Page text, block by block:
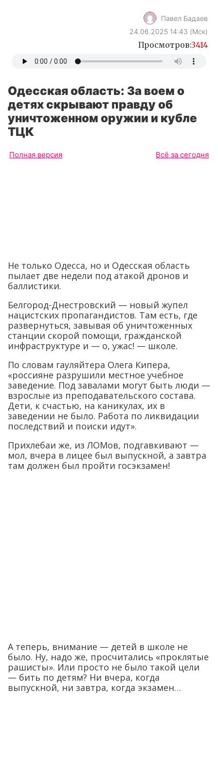
Павел Бадаев
24.06.2025 14:43 (Мск)
Просмотров:3414
Одесская область: За воем о
детях скрывают правду об
уничтоженном оружии и кубле
ТЦК
Полная версия Всё за сегодня
Не только Одесса, но и Одесская область
пылает две недели под атакой дронов и
баллистики.
Белгород-Днестровский — новый жупел
нацистских пропагандистов. Там есть, где
развернуться, завывая об уничтоженных
станции скорой помощи, гражданской
инфраструктуре и — о, ужас! — школе.
По словам гауляйтера Олега Кипера,
«россияне разрушили местное учебное
заведение. Под завалами могут быть люди —
взрослые из преподавательского состава.
Дети, к счастью, на каникулах, их в
заведении не было. Работа по ликвидации
последствий и поиски идут».
Прихлебаи же, из ЛОМов, подгавкивают —
мол, вчера в лицее был выпускной, а завтра
там должен был пройти госэкзамен!
А теперь, внимание — детей в школе не
было. Ну, надо же, просчитались «проклятые
рашисты». Или просто не было такой цели
— бить по детям? Ни вчера, когда
выпускной, ни завтра, когда экзамен…